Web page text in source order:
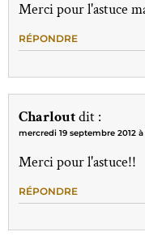
Merci pour l'astuce
RÉPONDRE
Charloutdit :
mercredi 19 septembre 2012
Merci pour l'astuce!!
RÉPONDRE